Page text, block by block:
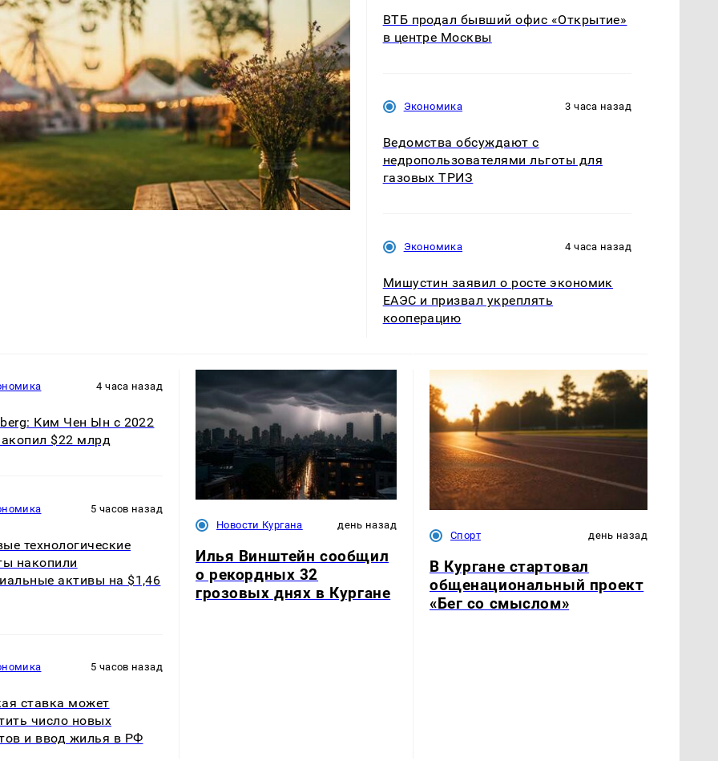
ВТБ продал бывший офис «Открытие»
в центре Москвы
Экономика 3 часа назад
Ведомства обсуждают с
недропользователями льготы для
газовых ТРИЗ
Экономика 4 часа назад
Мишустин заявил о росте экономик
ЕАЭС и призвал укреплять
кооперацию
4 часа назад
Ким Чен Ын с 2022
$22 млрд
5 часов назад
технологические
накопили
активы на $1,46
5 часов назад
ставка может
число новых
и ввод жилья в РФ
Новости Кургана день назад
Илья Винштейн сообщил
о рекордных 32
грозовых днях в Кургане
Спорт день назад
В Кургане стартовал
общенациональный проект
«Бег со смыслом»